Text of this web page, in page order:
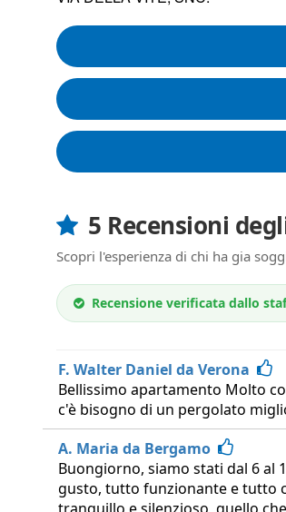
5 Recensioni
Scopri l'esperienza di chi ha gia
Recensione verificata dallo
F. Walter Daniel da Verona
Bellissimo apartamento Molto
c'è bisogno di un pergolato
A. Maria da Bergamo
Buongiorno, siamo stati dal 6 al
gusto, tutto funzionante e tutto